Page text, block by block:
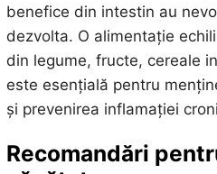
benefice din intestin au
dezvolta. O alimentație
din legume, fructe, cereale
este esențială pentru
și prevenirea inflamației
Recomandări